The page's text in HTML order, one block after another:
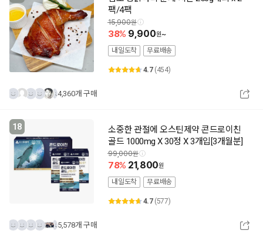
팩/4팩
15,900
38 9,900
~
내일도착
무료배송
4.7 (454)
4,360개 구매
18
소중한 관절에 오스틴제약 콘드로이친
골드 1000mg X 30정 X 3개입[3개월분]
99,000
78 21,800
내일도착 무료배송
4.7 (577)
5,578개 구매